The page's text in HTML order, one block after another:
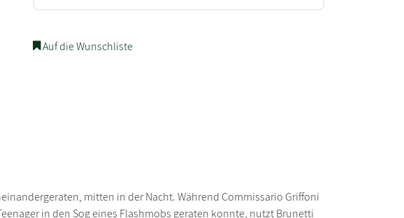
Auf die Wunschliste
mitten in der Nacht. Während Commissario Griffoni
in den Sog eines Flashmobs geraten konnte, nutzt Brunetti